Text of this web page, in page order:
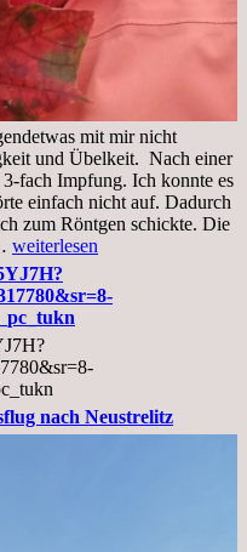
mit mir nicht
und Übelkeit. Nach einer
fach Impfung. Ich konnte es
einfach nicht auf. Dadurch
zum Röntgen schickte. Die
Mittwoch,
02.11.2022,
Arztgespräch
und
Diagnose
Lebermetastasen
weiterlesen
nach Neustrelitz